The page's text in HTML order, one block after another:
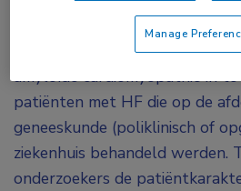
Het doel van deze
en multicentrische studie was
amyloïde cardiomyopathie in
patiënten met HF die op de
geneeskunde (poliklinisch of
ziekenhuis behandeld werden.
onderzoekers de
Manage